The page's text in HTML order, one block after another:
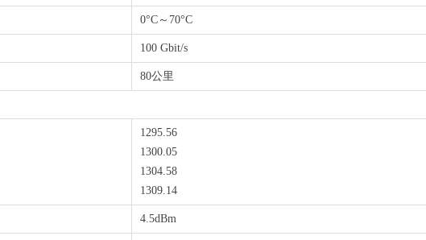
0°C～70°C
100 Gbit/s
80公里
1295.56
1300.05
1304.58
1309.14
4.5dBm